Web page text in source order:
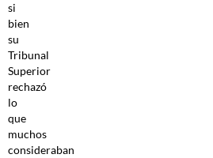
si
bien
su
Tribunal
Superior
rechazó
lo
que
muchos
consideraban